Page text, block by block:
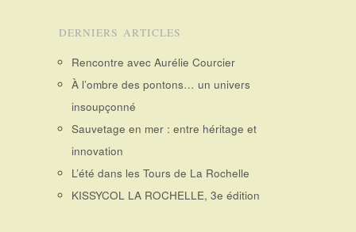
DERNIERS ARTICLES
Rencontre avec Aurélie Courcier
À l’ombre des pontons… un univers
insoupçonné
Sauvetage en mer : entre héritage et
innovation
L’été dans les Tours de La Rochelle
KISSYCOL LA ROCHELLE, 3e édition